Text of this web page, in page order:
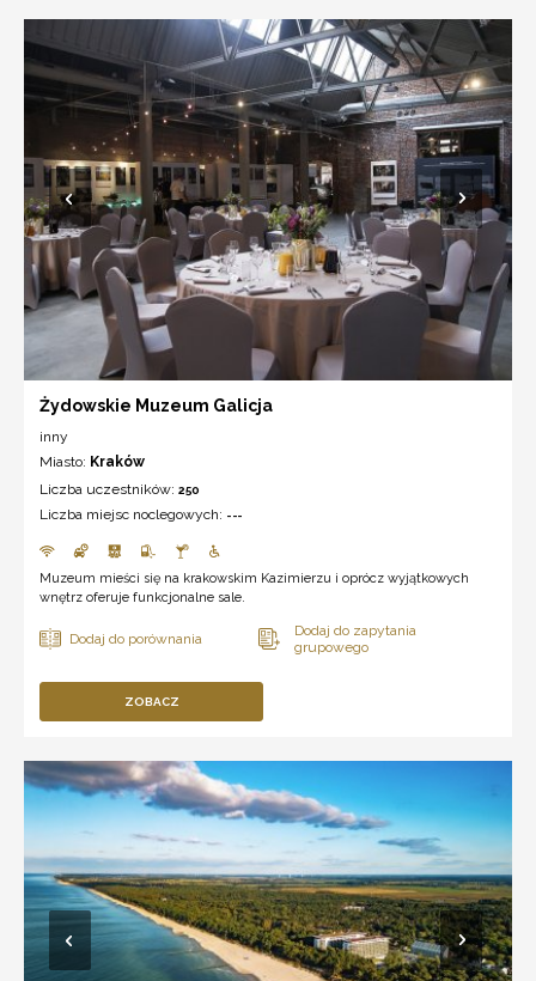
Żydowskie Muzeum Galicja
inny
Miasto: Kraków
Liczba uczestników: 250
Liczba miejsc noclegowych: ---
Muzeum mieści się na krakowskim Kazimierzu i oprócz wyjątkowych
wnętrz oferuje funkcjonalne sale.
ZOBACZ